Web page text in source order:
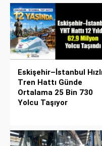
Eskişehir–İstanbul
Tren Hattı Günde
Ortalama 25 Bin 730
Yolcu Taşıyor